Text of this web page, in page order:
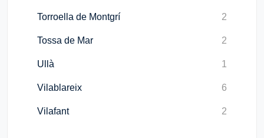
Torroella de Montgrí 2
Tossa de Mar 2
Ullà 1
Vilablareix 6
Vilafant 2